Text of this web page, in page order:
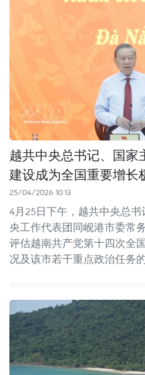
越共中央总书记、国家
建设成为全国重要增长
25/04/2026 10:13
4月25日下午，越共中央总
央工作代表团同岘港市委常
评估越南共产党第十四次全
况及该市若干重点政治任务